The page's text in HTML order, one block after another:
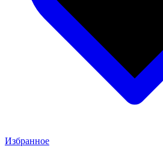
Избранное